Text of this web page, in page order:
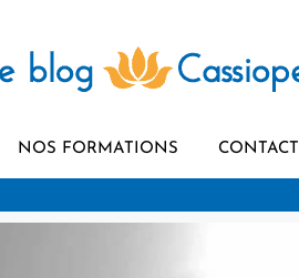
NOS FORMATIONS CONTACT